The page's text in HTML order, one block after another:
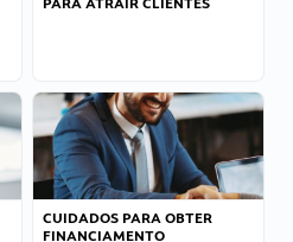
CUIDADOS PARA OBTER
FINANCIAMENTO